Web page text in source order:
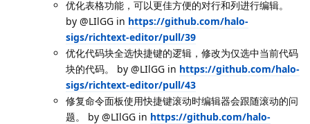
优化表格功能，可以更佳方便的对行和列进行编辑。
by @LIlGG in https://github.com/halo-
sigs/richtext-editor/pull/39
优化代码块全选快捷键的逻辑，修改为仅选中当前代码
块的代码。 by @LIlGG in https://github.com/halo-
sigs/richtext-editor/pull/43
修复命令面板使用快捷键滚动时编辑器会跟随滚动的问
题。 by @LIlGG in https://github.com/halo-